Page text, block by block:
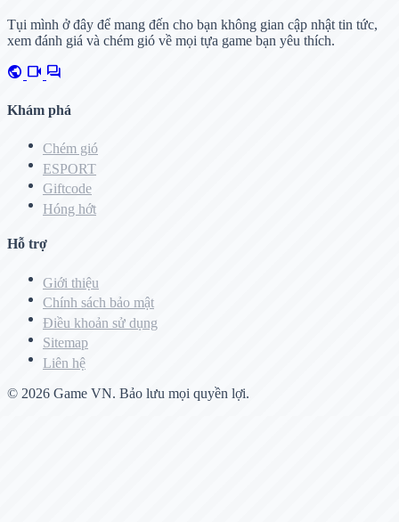
Tụi mình ở đây để mang đến cho bạn không gian cập nhật tin tức,
xem đánh giá và chém gió về mọi tựa game bạn yêu thích.
public videocam forum
Khám phá
Chém gió
ESPORT
Giftcode
Hóng hớt
Hỗ trợ
Giới thiệu
Chính sách bảo mật
Điều khoản sử dụng
Sitemap
Liên hệ
© 2026 Game VN. Bảo lưu mọi quyền lợi.